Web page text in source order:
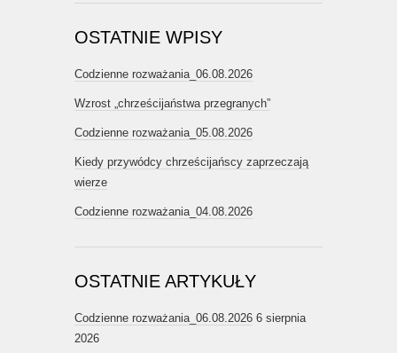
OSTATNIE WPISY
Codzienne rozważania_06.08.2026
Wzrost „chrześcijaństwa przegranych”
Codzienne rozważania_05.08.2026
Kiedy przywódcy chrześcijańscy zaprzeczają
wierze
Codzienne rozważania_04.08.2026
OSTATNIE ARTYKUŁY
Codzienne rozważania_06.08.2026 6 sierpnia
2026